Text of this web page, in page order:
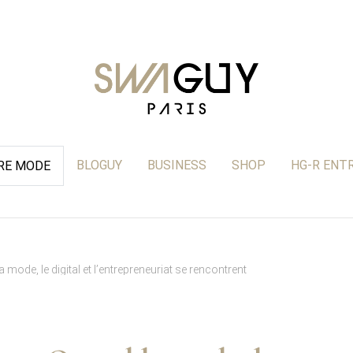
MODE BLOGUY BUSINESS SHOP HG-R
le digital et l’entrepreneuriat se rencontrent